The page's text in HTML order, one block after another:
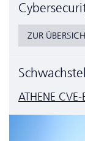
ZUR
ATHENE